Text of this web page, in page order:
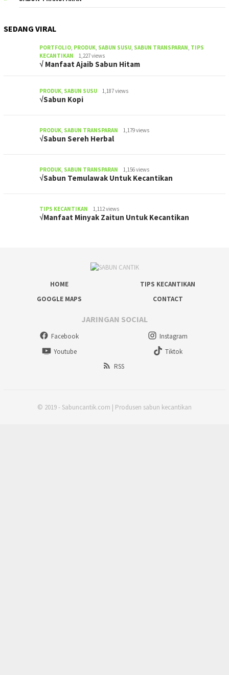
SEDANG VIRAL
PORTFOLIO, PRODUK, SABUN SUSU, SABUN TRANSPARAN, TIPS
KECANTIKAN
1,227 views
√ Manfaat Ajaib Sabun Hitam
PRODUK, SABUN SUSU 1,187 views
√Sabun Kopi
PRODUK, SABUN TRANSPARAN 1,179 views
√Sabun Sereh Herbal
PRODUK, SABUN TRANSPARAN 1,156 views
√Sabun Temulawak Untuk Kecantikan
TIPS KECANTIKAN 1,112 views
√Manfaat Minyak Zaitun Untuk Kecantikan
HOME
TIPS KECANTIKAN
GOOGLE MAPS
CONTACT
JARINGAN SOCIAL
Facebook
Instagram
Youtube
Tiktok
RSS
© 2019 - Sabuncantik.com | Produsen sabun kecantikan